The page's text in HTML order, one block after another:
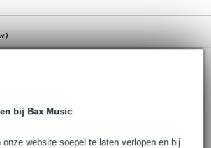
bij Bax Music
onze website soepel te laten verlopen en bij
in ons magazijn
voorraad beschikbaar bij de leverancier)
In winkelwagen